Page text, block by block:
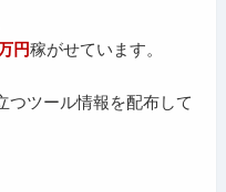
円稼がせています。
つツール情報を配布して